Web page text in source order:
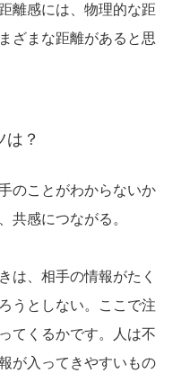
離感には、物理的な距
ざまな距離があると思
？
のことがわからないか
共感につながる。
は、相手の情報がたく
うとしない。ここで注
てくるかです。人は不
が入ってきやすいもの